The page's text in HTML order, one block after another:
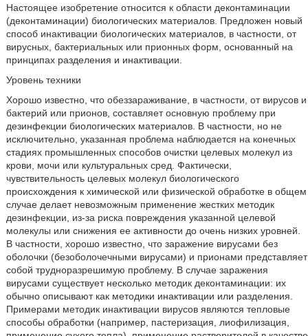
Настоящее изобретение относится к области деконтаминации
(деконтаминации) биологических материалов. Предложен новый
способ инактивации биологических материалов, в частности, от
вирусных, бактериальных или прионных форм, основанный на
принципах разделения и инактивации.
Уровень техники
Хорошо известно, что обеззараживание, в частности, от вирусов и
бактерий или прионов, составляет основную проблему при
дезинфекции биологических материалов. В частности, но не
исключительно, указанная проблема наблюдается на конечных
стадиях промышленных способов очистки целевых молекул из
крови, мочи или культуральных сред. Фактически,
чувствительность целевых молекул биологического
происхождения к химической или физической обработке в общем
случае делает невозможным применение жестких методик
дезинфекции, из-за риска повреждения указанной целевой
молекулы или снижения ее активности до очень низких уровней.
В частности, хорошо известно, что заражение вирусами без
оболочки (безоболочечными вирусами) и прионами представляет
собой трудноразрешимую проблему. В случае заражения
вирусами существует несколько методик деконтаминации: их
обычно описывают как методики инактивации или разделения.
Примерами методик инактивации вирусов являются тепловые
способы обработки (например, пастеризация, лиофилизация,